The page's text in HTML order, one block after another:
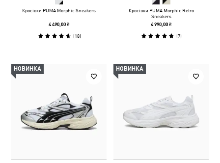
Кросівки PUMA Morphic Sneakers
4 490,00 ₴
(18)
Кросівки PUMA Morphic Retro
Sneakers
4 990,00 ₴
(7)
НОВИНКА НОВИНКА